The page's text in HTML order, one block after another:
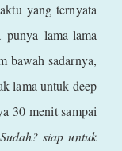
yang ternyata
lama-lama
bawah sadarnya,
lama untuk deep
30 menit sampai
siap untuk